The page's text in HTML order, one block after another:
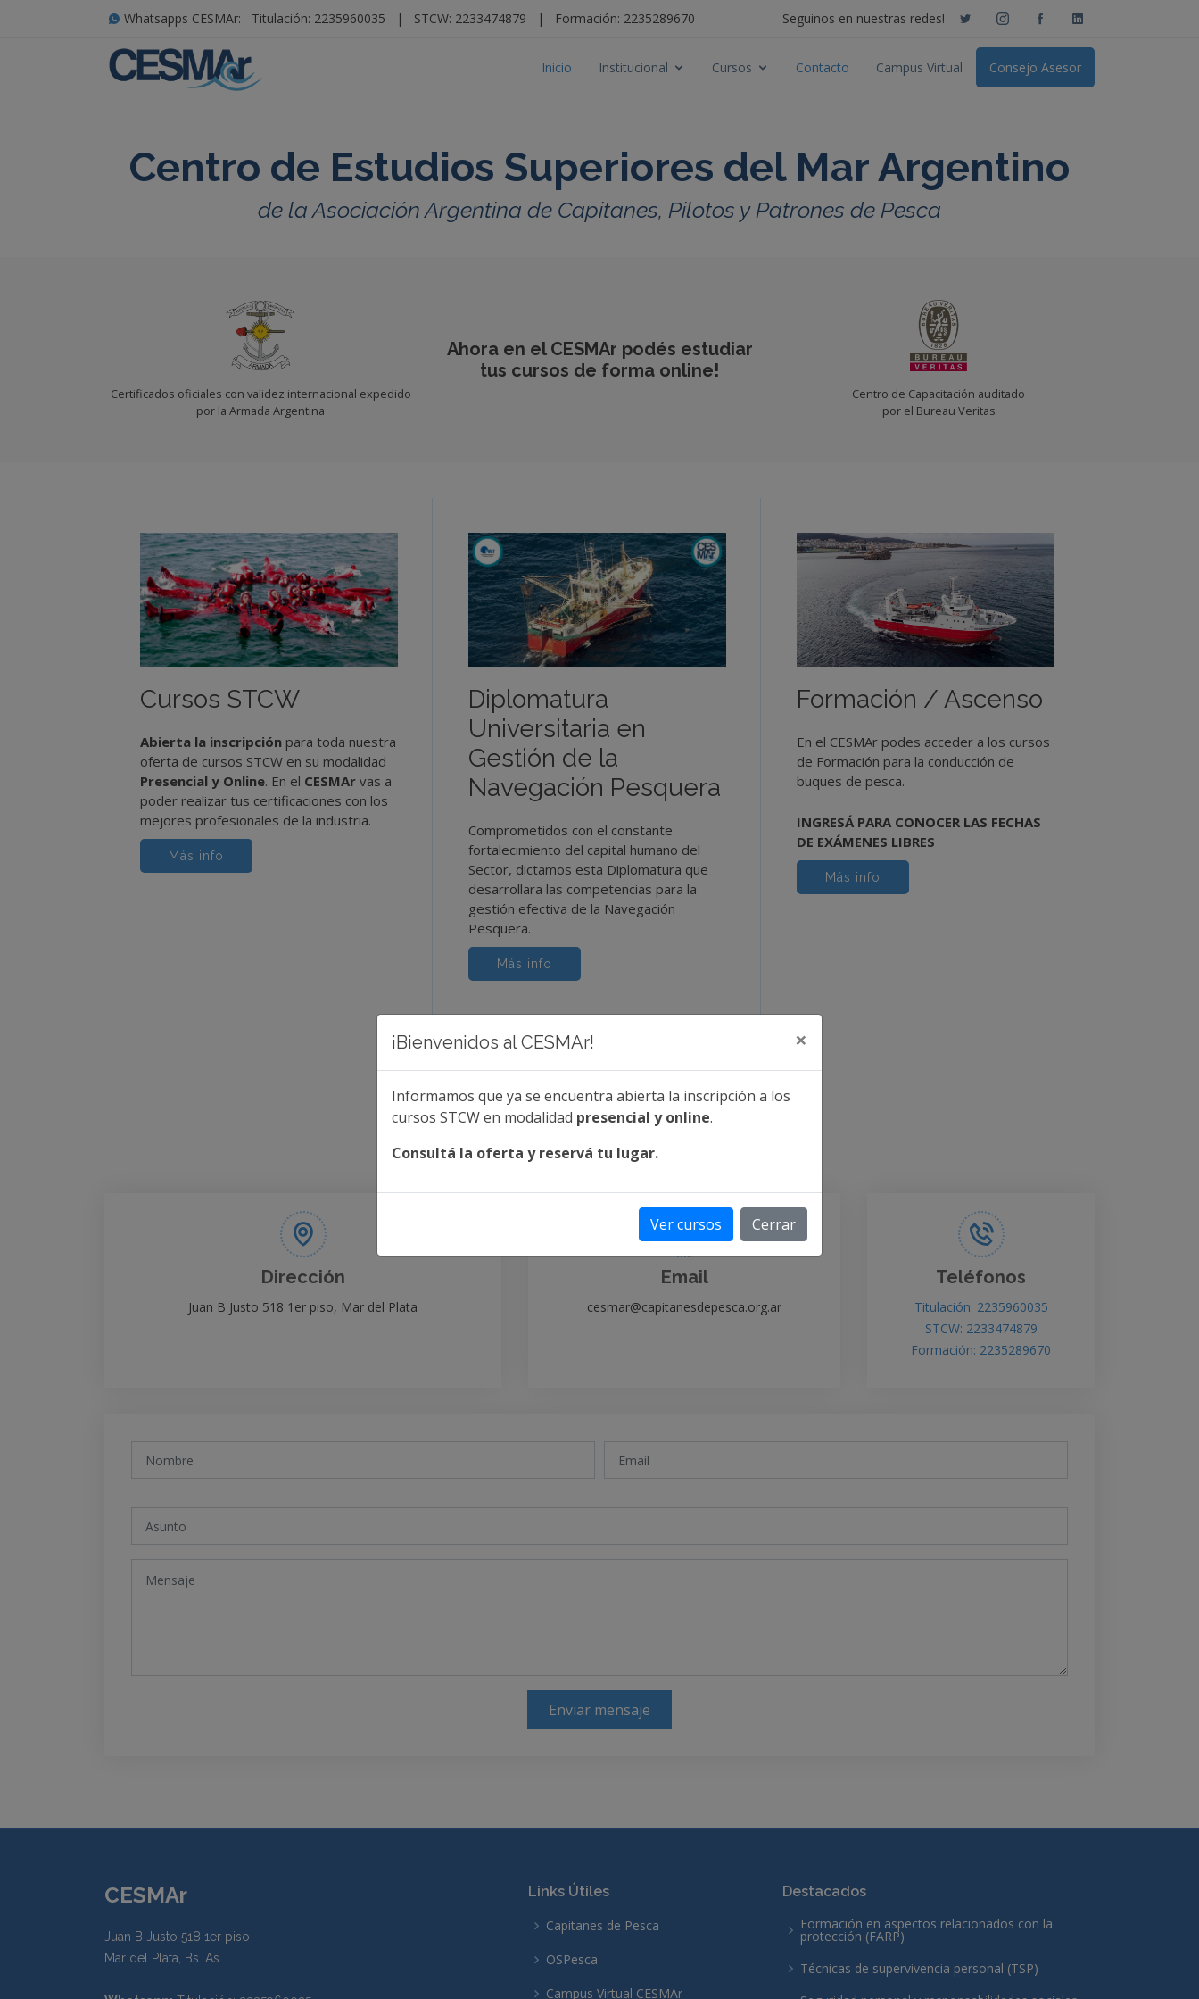
Whatsapps CESMAr: Titulación: 2235960035 | STCW: 2233474879 | Formación: 2235289670 Seguinos en nuestras redes!
Inicio Institucional Cursos Contacto Campus Virtual Consejo Asesor
Centro de Estudios Superiores del Mar Argentino
de la Asociación Argentina de Capitanes, Pilotos y Patrones de Pesca
Certificados oficiales con validez internacional expedido
por la Armada Argentina
Ahora en el CESMAr podés estudiar
tus cursos de forma online!
Centro de Capacitación auditado
por el Bureau Veritas
Cursos STCW
Abierta la inscripción para toda nuestra
oferta de cursos STCW en su modalidad
Presencial y Online. En el CESMAr vas a
poder realizar tus certificaciones con los
mejores profesionales de la industria.
Más info
Diplomatura
Universitaria en
Gestión de la
Navegación Pesquera
Comprometidos con el constante
fortalecimiento del capital humano del
Sector, dictamos esta Diplomatura que
desarrollara las competencias para la
gestión efectiva de la Navegación
Pesquera.
Más info
Formación / Ascenso
En el CESMAr podes acceder a los cursos
de Formación para la conducción de
buques de pesca.
INGRESÁ PARA CONOCER LAS FECHAS
DE EXÁMENES LIBRES
Más info
Contacto
Dirección
Juan B Justo 518 1er piso, Mar del Plata
Email
cesmar@capitanesdepesca.org.ar
Teléfonos
Titulación: 2235960035
STCW: 2233474879
Formación: 2235289670
Enviar mensaje
CESMAr
Juan B Justo 518 1er piso
Mar del Plata, Bs. As.
Links Útiles
Capitanes de Pesca
OSPesca
Campus Virtual CESMAr
Destacados
Formación en aspectos relacionados con la
protección (FARP)
Técnicas de supervivencia personal (TSP)
¡Bienvenidos al CESMAr! ×
Informamos que ya se encuentra abierta la inscripción a los
cursos STCW en modalidad presencial y online.
Consultá la oferta y reservá tu lugar.
Ver cursos Cerrar